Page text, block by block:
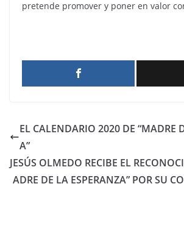
pretende promover y poner en valor
EL CALENDARIO 2020 DE “MADRE
A”
JESÚS OLMEDO RECIBE EL
ADRE DE LA ESPERANZA” POR SU